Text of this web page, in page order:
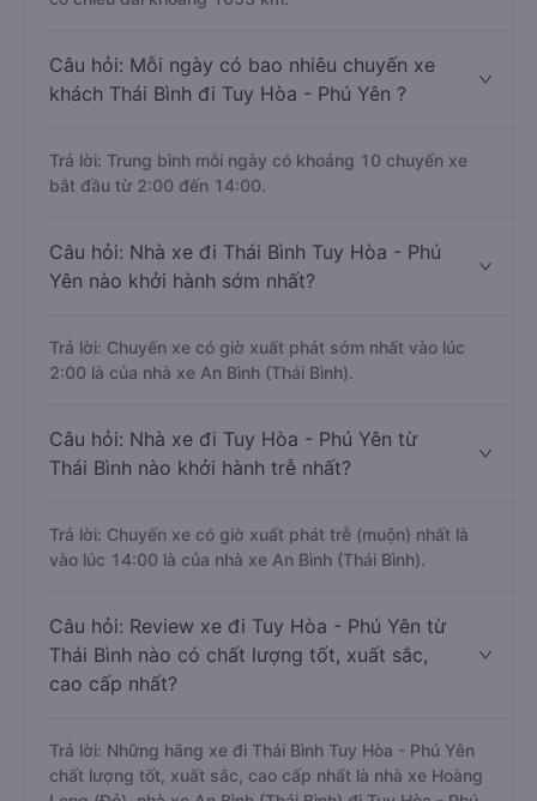
Câu hỏi: Mỗi ngày có bao nhiêu chuyến xe
khách Thái Bình đi Tuy Hòa - Phú Yên ?
Trả lời: Trung bình mỗi ngày có khoảng 10 chuyến xe
bắt đầu từ 2:00 đến 14:00.
Câu hỏi: Nhà xe đi Thái Bình Tuy Hòa - Phú
Yên nào khởi hành sớm nhất?
Trả lời: Chuyến xe có giờ xuất phát sớm nhất vào lúc
2:00 là của nhà xe An Bình (Thái Bình).
Câu hỏi: Nhà xe đi Tuy Hòa - Phú Yên từ
Thái Bình nào khởi hành trễ nhất?
Trả lời: Chuyến xe có giờ xuất phát trễ (muộn) nhất là
vào lúc 14:00 là của nhà xe An Bình (Thái Bình).
Câu hỏi: Review xe đi Tuy Hòa - Phú Yên từ
Thái Bình nào có chất lượng tốt, xuất sắc,
cao cấp nhất?
Trả lời: Những hãng xe đi Thái Bình Tuy Hòa - Phú Yên
chất lượng tốt, xuất sắc, cao cấp nhất là nhà xe Hoàng